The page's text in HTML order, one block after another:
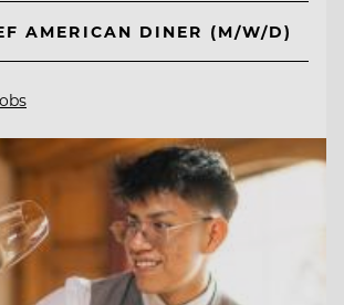
AMERICAN DINER (M/W/D)